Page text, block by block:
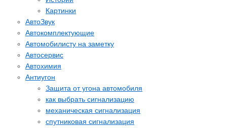
Картинки
АвтоЗвук
Автокомплектующие
Автомобилисту на заметку
Автосервис
Автохимия
Антиугон
Защита от угона автомобиля
как выбрать сигнализацию
механическая сигнализация
спутниковая сигнализация